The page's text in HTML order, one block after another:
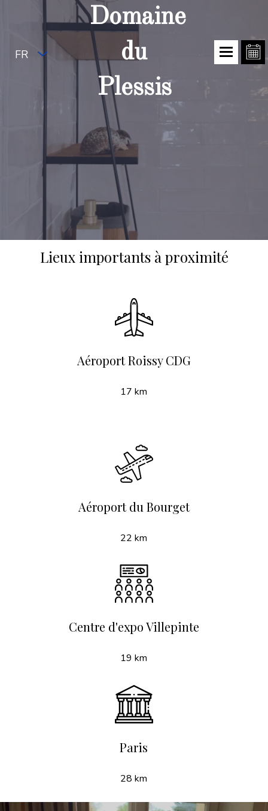
FR
Domaine
du
Plessis
Lieux importants à proximité
Aéroport Roissy CDG
17 km
Aéroport du Bourget
22 km
Centre d'expo Villepinte
19 km
Paris
28 km